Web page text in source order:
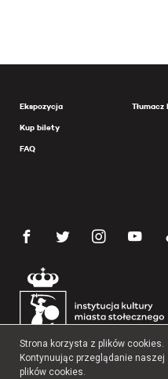
Ekspozycja
Kup bilety
FAQ
Tłumacz
Strona korzysta z plików cookies.
Kontynuując przeglądanie
plików cookies.